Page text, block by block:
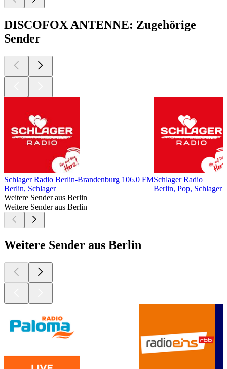
DISCOFOX ANTENNE: Zugehörige
Sender
Schlager Radio Berlin-Brandenburg 106.0 FM
Berlin, Schlager
Schlager Radio
Berlin, Pop, Schlager
Weitere Sender aus Berlin
Weitere Sender aus Berlin
Weitere Sender aus Berlin